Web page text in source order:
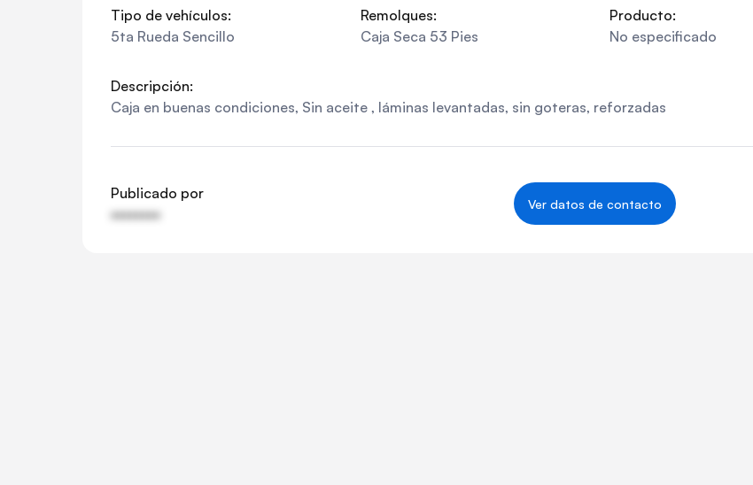
Tipo de vehículos:
5ta Rueda Sencillo
Remolques:
Caja Seca 53 Pies
Producto:
No especificado
Descripción:
Caja en buenas condiciones, Sin aceite , láminas levantadas, sin goteras, reforzadas
Publicado por
••••••••
Ver datos de contacto